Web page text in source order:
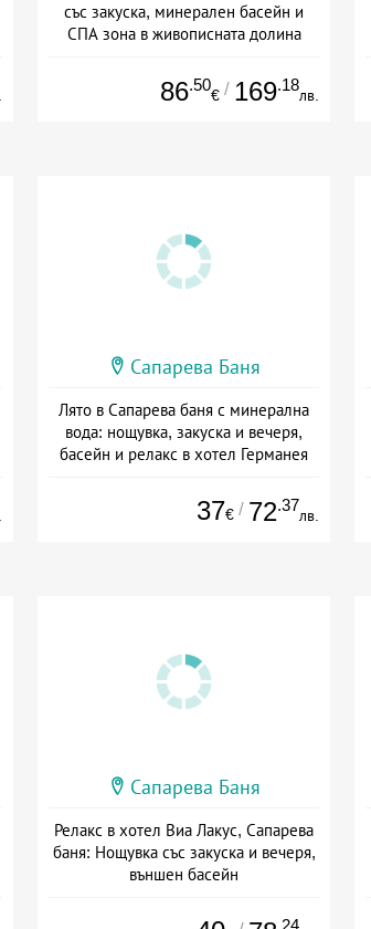
със закуска, минерален басейн и
СПА зона в живописната долина
86.50
€ / 169.18
лв.
Сапарева Баня
Лято в Сапарева баня с минерална
вода: нощувка, закуска и вечеря,
басейн и релакс в хотел Германея
37€ / 72.37
лв.
Сапарева Баня
Релакс в хотел Виа Лакус, Сапарева
баня: Нощувка със закуска и вечеря,
външен басейн
.24